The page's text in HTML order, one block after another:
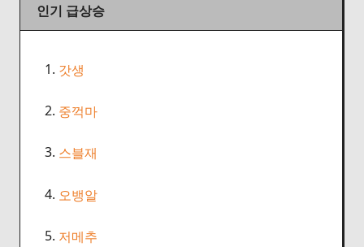
인기 급상승
1. 갓생
2. 중꺽마
3. 스블재
4. 오뱅알
5. 저메추